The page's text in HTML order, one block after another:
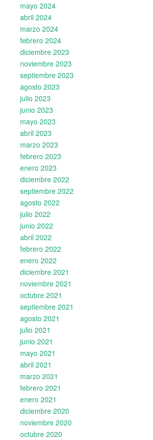
mayo 2024
abril 2024
marzo 2024
febrero 2024
diciembre 2023
noviembre 2023
septiembre 2023
agosto 2023
julio 2023
junio 2023
mayo 2023
abril 2023
marzo 2023
febrero 2023
enero 2023
diciembre 2022
septiembre 2022
agosto 2022
julio 2022
junio 2022
abril 2022
febrero 2022
enero 2022
diciembre 2021
noviembre 2021
octubre 2021
septiembre 2021
agosto 2021
julio 2021
junio 2021
mayo 2021
abril 2021
marzo 2021
febrero 2021
enero 2021
diciembre 2020
noviembre 2020
octubre 2020